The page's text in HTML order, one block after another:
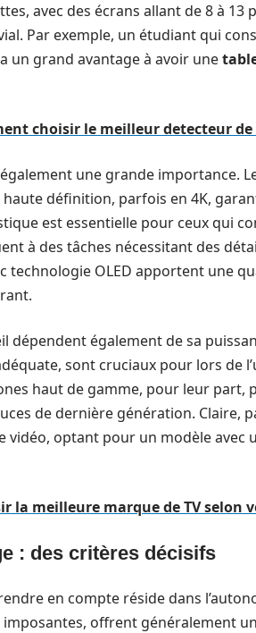
avec des écrans allant de 8 à
Par exemple, un étudiant qui
un grand avantage à avoir une
choisir le meilleur detecteur de
une grande importance.
définition, parfois en 4K,
est essentielle pour ceux qui
à des tâches nécessitant des
technologie OLED apportent une
dépendent également de sa
sont cruciaux pour lors de
haut de gamme, pour leur part,
de dernière génération. Claire,
optant pour un modèle avec
la meilleure marque de TV selon
: des critères décisifs
en compte réside dans
offrent généralement